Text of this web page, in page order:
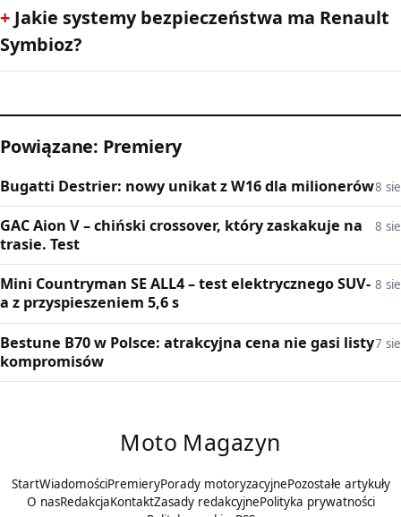
Jakie systemy bezpieczeństwa ma Renault
Symbioz?
Powiązane: Premiery
Bugatti Destrier: nowy unikat z W16 dla milionerów8 sie
GAC Aion V – chiński crossover, który zaskakuje na
trasie. Test
8 sie
Mini Countryman SE ALL4 – test elektrycznego SUV-
a z przyspieszeniem 5,6 s
8 sie
Bestune B70 w Polsce: atrakcyjna cena nie gasi listy
kompromisów
7 sie
Moto Magazyn
StartWiadomościPremieryPorady motoryzacyjnePozostałe artykuły
O nasRedakcjaKontaktZasady redakcyjnePolityka prywatności